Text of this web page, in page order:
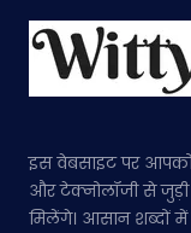
इस वेबसाइट पर
और टेक्नोलॉजी से जुड़ी
मिलेंगे। आसान शब्दों